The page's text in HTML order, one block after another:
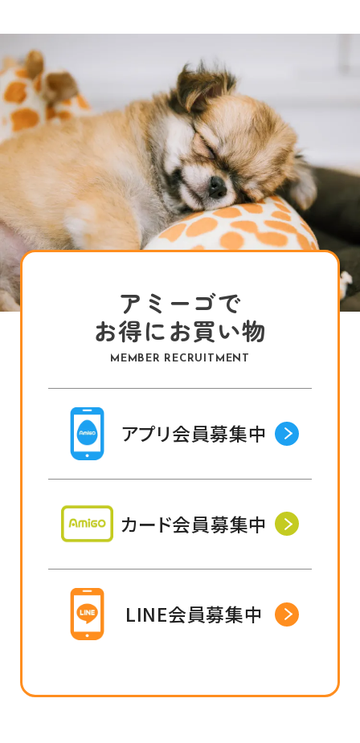
アミーゴで
お得にお買い物
MEMBER RECRUITMENT
アプリ会員募集中
カード会員募集中
LINE会員募集中